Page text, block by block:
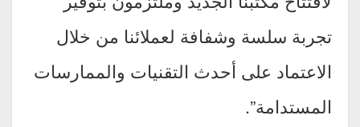
تجربة سلسة وشفافة لعملائنا من خلال
الاعتماد على أحدث التقنيات والممارسات
المستدامة”.